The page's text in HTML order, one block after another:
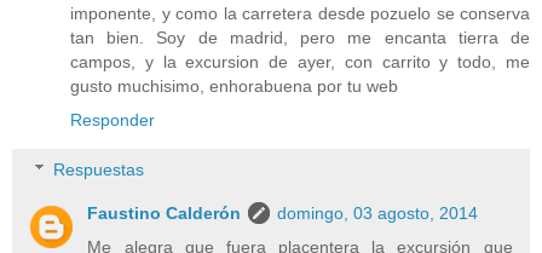
imponente, y como la carretera desde pozuelo se conserva
tan bien. Soy de madrid, pero me encanta tierra de
campos, y la excursion de ayer, con carrito y todo, me
gusto muchisimo, enhorabuena por tu web
Responder
Respuestas
Faustino Calderón
domingo, 03 agosto, 2014
Me alegra que fuera placentera la excursión que